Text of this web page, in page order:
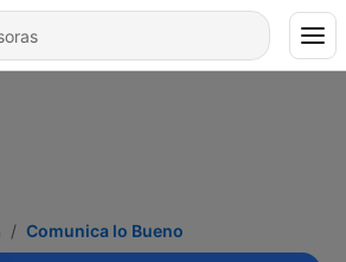
Comunica lo Bueno